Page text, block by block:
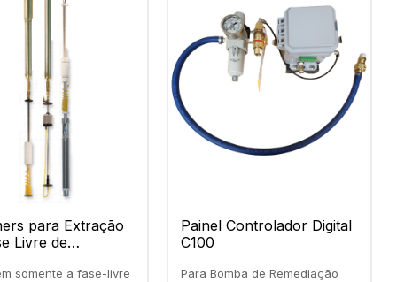
para Extração
Livre de
somente a fase-livre
Painel Controlador Digital
C100
Para Bomba de Remediação